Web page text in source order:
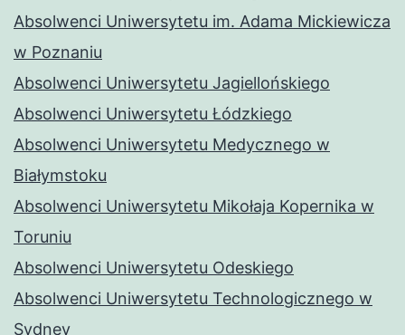
Absolwenci Uniwersytetu im. Adama Mickiewicza
w Poznaniu
Absolwenci Uniwersytetu Jagiellońskiego
Absolwenci Uniwersytetu Łódzkiego
Absolwenci Uniwersytetu Medycznego w
Białymstoku
Absolwenci Uniwersytetu Mikołaja Kopernika w
Toruniu
Absolwenci Uniwersytetu Odeskiego
Absolwenci Uniwersytetu Technologicznego w
Sydney